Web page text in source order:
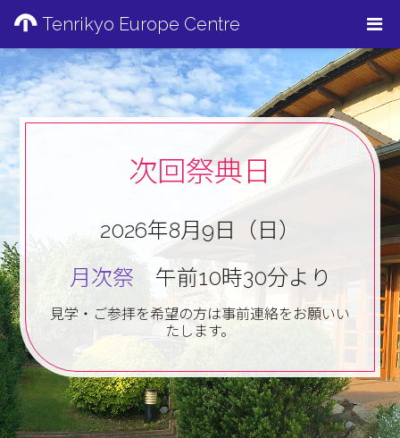
Tenrikyo Europe Centre
次回祭典日
2026年8月9日（日）
月次祭 午前10時30分より
見学・ご参拝を希望の方は事前連絡をお願いい
たします。